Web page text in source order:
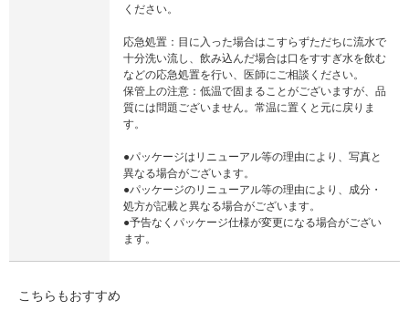
ください。
応急処置：目に入った場合はこすらずただちに流水で
十分洗い流し、飲み込んだ場合は口をすすぎ水を飲む
などの応急処置を行い、医師にご相談ください。
保管上の注意：低温で固まることがございますが、品
質には問題ございません。常温に置くと元に戻りま
す。
●パッケージはリニューアル等の理由により、写真と
異なる場合がございます。
●パッケージのリニューアル等の理由により、成分・
処方が記載と異なる場合がございます。
●予告なくパッケージ仕様が変更になる場合がござい
ます。
こちらもおすすめ